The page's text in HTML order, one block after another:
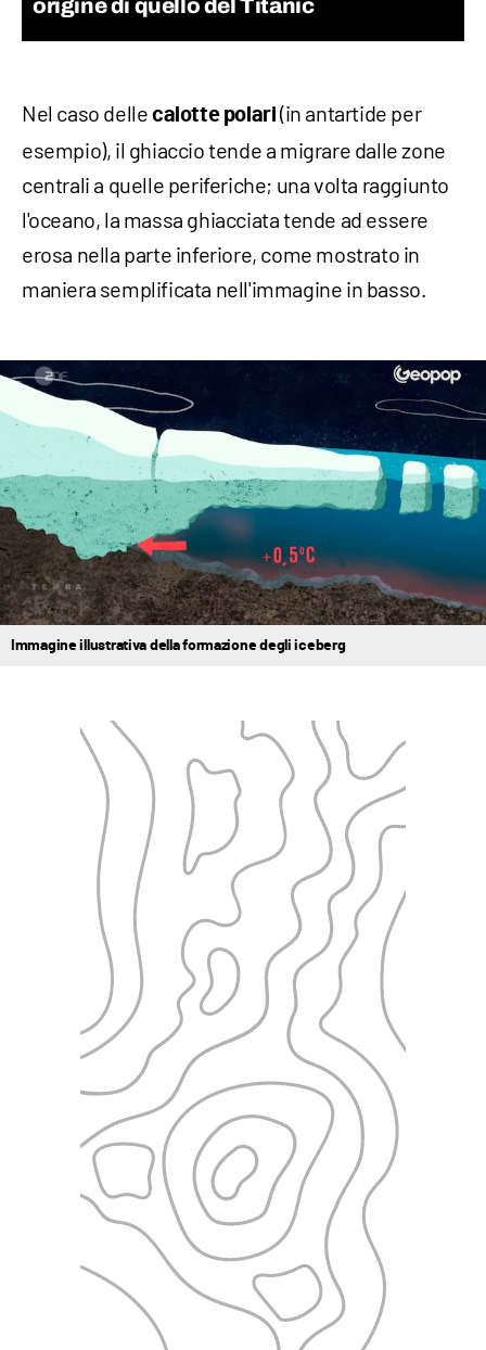
origine di quello del Titanic
Nel caso delle calotte polari (in antartide per
esempio), il ghiaccio tende a migrare dalle zone
centrali a quelle periferiche; una volta raggiunto
l'oceano, la massa ghiacciata tende ad essere
erosa nella parte inferiore, come mostrato in
maniera semplificata nell'immagine in basso.
Immagine illustrativa della formazione degli iceberg